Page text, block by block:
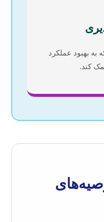
به بهبود عملکرد
کند.